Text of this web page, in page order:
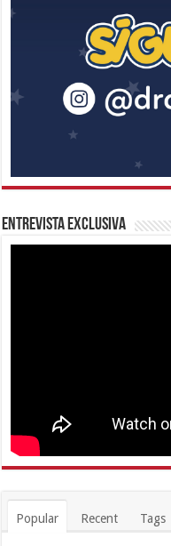
Entrevista Exclusiva
Popular Recent Tags